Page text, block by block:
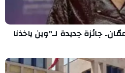
جائزة جديدة لـ"وين ياخذنا